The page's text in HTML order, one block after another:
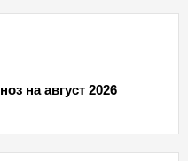
на август 2026